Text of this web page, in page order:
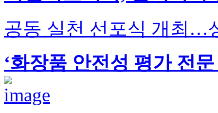
공동 실천 선포식 개최…
‘화장품 안전성 평가 전